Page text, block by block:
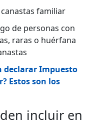
familiar
de personas con
raras o huérfana
declarar Impuesto
Estos son los
incluir en